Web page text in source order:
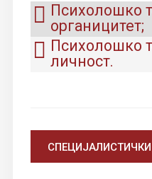
Психолошко
органицитет;
Психолошко
личност.